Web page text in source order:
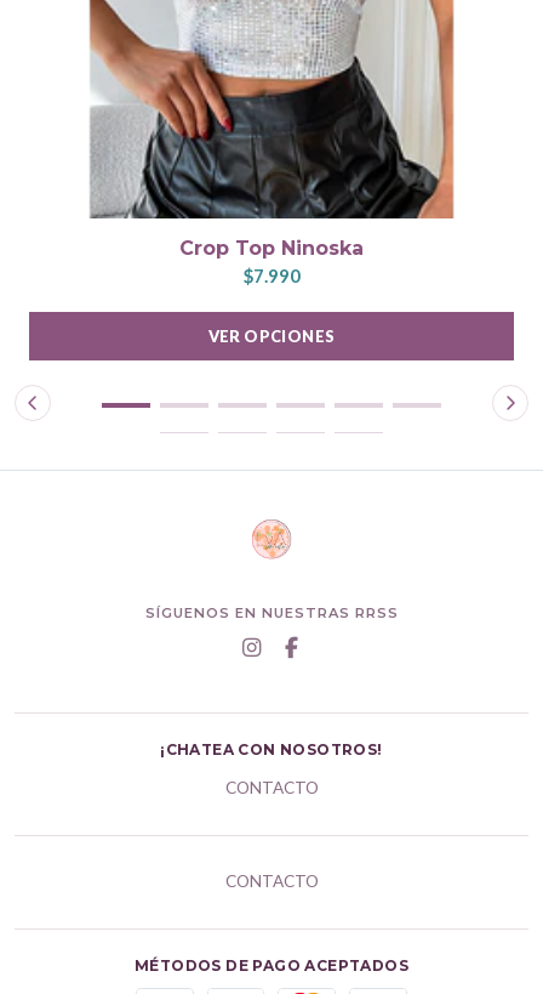
Crop Top Ninoska
$7.990
VER OPCIONES
SÍGUENOS EN NUESTRAS RRSS
¡CHATEA CON NOSOTROS!
CONTACTO
CONTACTO
MÉTODOS DE PAGO ACEPTADOS